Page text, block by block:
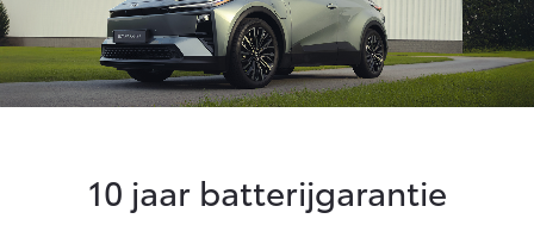
Ons bedrijf
Onze medewerkers
Klantbeoordelingen
Aygo X
HYBRIDE
Yaris
HYBRIDE
Occasions
Onderhoud10 jaar batterijgarantie